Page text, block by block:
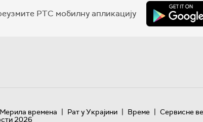
РТС мобилну апликацију
Мерила времена | Рат у Украјини | Време | Сервисне
2026